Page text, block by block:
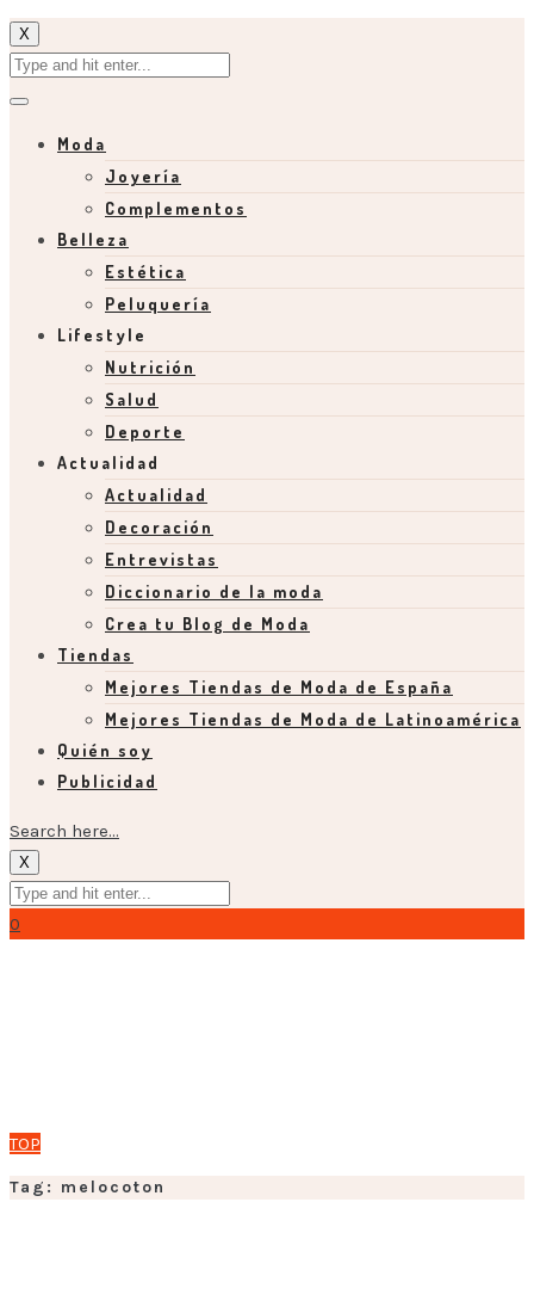
X
Moda
Joyería
Complementos
Belleza
Estética
Peluquería
Lifestyle
Nutrición
Salud
Deporte
Actualidad
Actualidad
Decoración
Entrevistas
Diccionario de la moda
Crea tu Blog de Moda
Tiendas
Mejores Tiendas de Moda de España
Mejores Tiendas de Moda de Latinoamérica
Quién soy
Publicidad
Search here...
X
0
TOP
Tag: melocoton